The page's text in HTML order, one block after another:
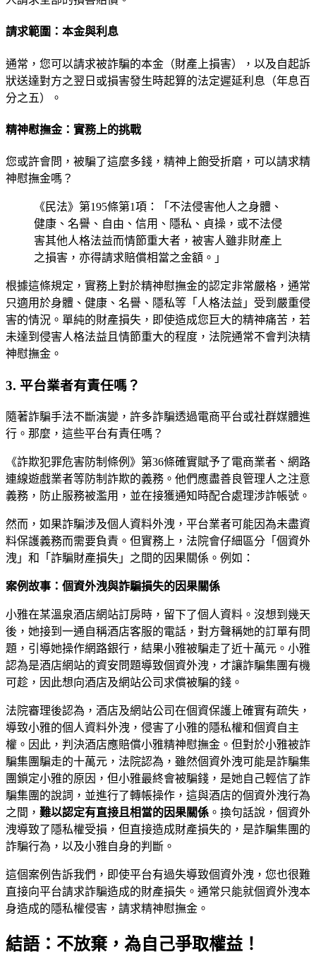
請求範圍：本金與利息
通常，您可以請求被詐騙的本金（財產上損害），以及自起訴
狀送達對方之翌日或損害發生時起算的法定遲延利息（年息百
分之五）。
精神慰撫金：實務上的挑戰
您或許會問，被騙了這麼多錢，精神上飽受折磨，可以請求精
神慰撫金嗎？
《民法》第195條第1項：「不法侵害他人之身體、
健康、名譽、自由、信用、隱私、貞操，或不法侵
害其他人格法益而情節重大者，被害人雖非財產上
之損害，亦得請求賠償相當之金額。」
根據這條規定，實務上對於精神慰撫金的認定非常嚴格，通常
只適用於身體、健康、名譽、隱私等「人格法益」受到嚴重侵
害的情況。單純的財產損失，即使造成您巨大的精神痛苦，若
未達到侵害人格法益且情節重大的程度，法院通常不會判決精
神慰撫金。
3. 平台業者有責任嗎？
隨著詐騙手法不斷演變，許多詐騙透過電商平台或社群媒體進
行。那麼，這些平台有責任嗎？
《詐欺犯罪危害防制條例》第36條確實賦予了電商業者、網路
連線遊戲業者等防制詐欺的義務。他們應盡善良管理人之注意
義務，防止服務被濫用，並在接獲通知時配合處理涉詐帳號。
然而，如果詐騙涉及個人資料外洩，平台業者可能因為未盡資
料保護義務而需要負責。但實務上，法院會仔細區分「個資外
洩」和「詐騙財產損失」之間的因果關係。例如：
案例故事：個資外洩與詐騙損失的因果關係
小雅在某溫泉酒店網站訂房時，留下了個人資料。沒想到幾天
後，她接到一通自稱酒店客服的電話，對方聲稱她的訂單有問
題，引導她操作網路銀行，結果小雅被騙走了近十萬元。小雅
認為是酒店網站的資安問題導致個資外洩，才讓詐騙集團有機
可趁，因此想向酒店及網站公司求償被騙的錢。
法院審理後認為，酒店及網站公司在個資保護上確實有疏失，
導致小雅的個人資料外洩，侵害了小雅的隱私權和個資自主
權。因此，判決酒店應賠償小雅精神慰撫金。但對於小雅被詐
騙集團騙走的十萬元，法院認為，雖然個資外洩可能是詐騙集
團鎖定小雅的原因，但小雅最終會被騙錢，是她自己輕信了詐
騙集團的說詞，並進行了轉帳操作，這與酒店的個資外洩行為
之間， 難以認定有直接且相當的因果關係 。換句話說，個資外
洩導致了隱私權受損，但直接造成財產損失的，是詐騙集團的
詐騙行為，以及小雅自身的判斷。
這個案例告訴我們，即使平台有過失導致個資外洩，您也很難
直接向平台請求詐騙造成的財產損失。通常只能就個資外洩本
身造成的隱私權侵害，請求精神慰撫金。
結語：不放棄，為自己爭取權益！